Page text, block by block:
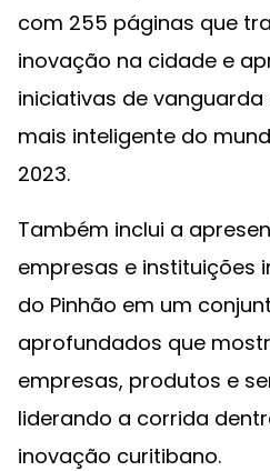
com 255 páginas que
inovação na cidade e
iniciativas de
mais inteligente do
2023.
Também inclui a
empresas e instituições
do Pinhão em um
aprofundados que
empresas, produtos e
liderando a corrida
inovação curitibano.